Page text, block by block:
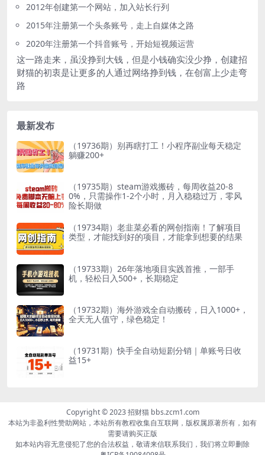
2012年创建第一个网站，加入站长行列
2015年注册第一个头条账号，走上自媒体之路
2020年注册第一个抖音账号，开始短视频运营
这一路走来，虽没挣到大钱，但是小钱确实没少挣，创建招
财猫的初衷是让更多的人通过网络挣到钱，在创富上少走弯
路
最新发布
（19736期）别再瞎打工！小程序副业每天稳定
躺赚200+
（19735期）steam游戏搬砖，每周收益20-8
0%，只需操作1-2个小时，月入稳稳过万，零风
险长期做
（19734期）老韭菜必看的网创指南！了解项目
类型，才能找到好的项目，才能拿到想要的结果
（19733期）26年落地项目实践首推，一部手
机，轻松日入500+，长期稳定
（19732期）海外游戏全自动搬砖，日入1000+，
全天无人值守，绿色稳定！
（19731期）快手全自动短剧分销｜单账号日收
益15+
Copyright © 2023 招财猫 bbs.zcm1.com
本站为非盈利性赞助网站，本站所有教程收集自互联网，版权属原著所有，如有
需要请购买正版
如本站内容无意侵犯了您的合法权益，敬请来信联系我们，我们将立即删除